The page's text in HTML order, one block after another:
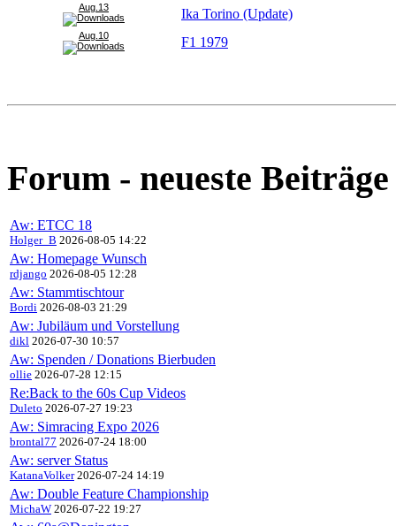
Aug.13 Ika Torino (Update)
Aug.10 F1 1979
Forum - neueste Beiträge
Aw: ETCC 18
Holger_B 2026-08-05 14:22
Aw: Homepage Wunsch
rdjango 2026-08-05 12:28
Aw: Stammtischtour
Bordi 2026-08-03 21:29
Aw: Jubiläum und Vorstellung
dikl 2026-07-30 10:57
Aw: Spenden / Donations Bierbuden
ollie 2026-07-28 12:15
Re:Back to the 60s Cup Videos
Duleto 2026-07-27 19:23
Aw: Simracing Expo 2026
brontal77 2026-07-24 18:00
Aw: server Status
KatanaVolker2026-07-24 14:19
Aw: Double Feature Championship
MichaW 2026-07-22 19:27